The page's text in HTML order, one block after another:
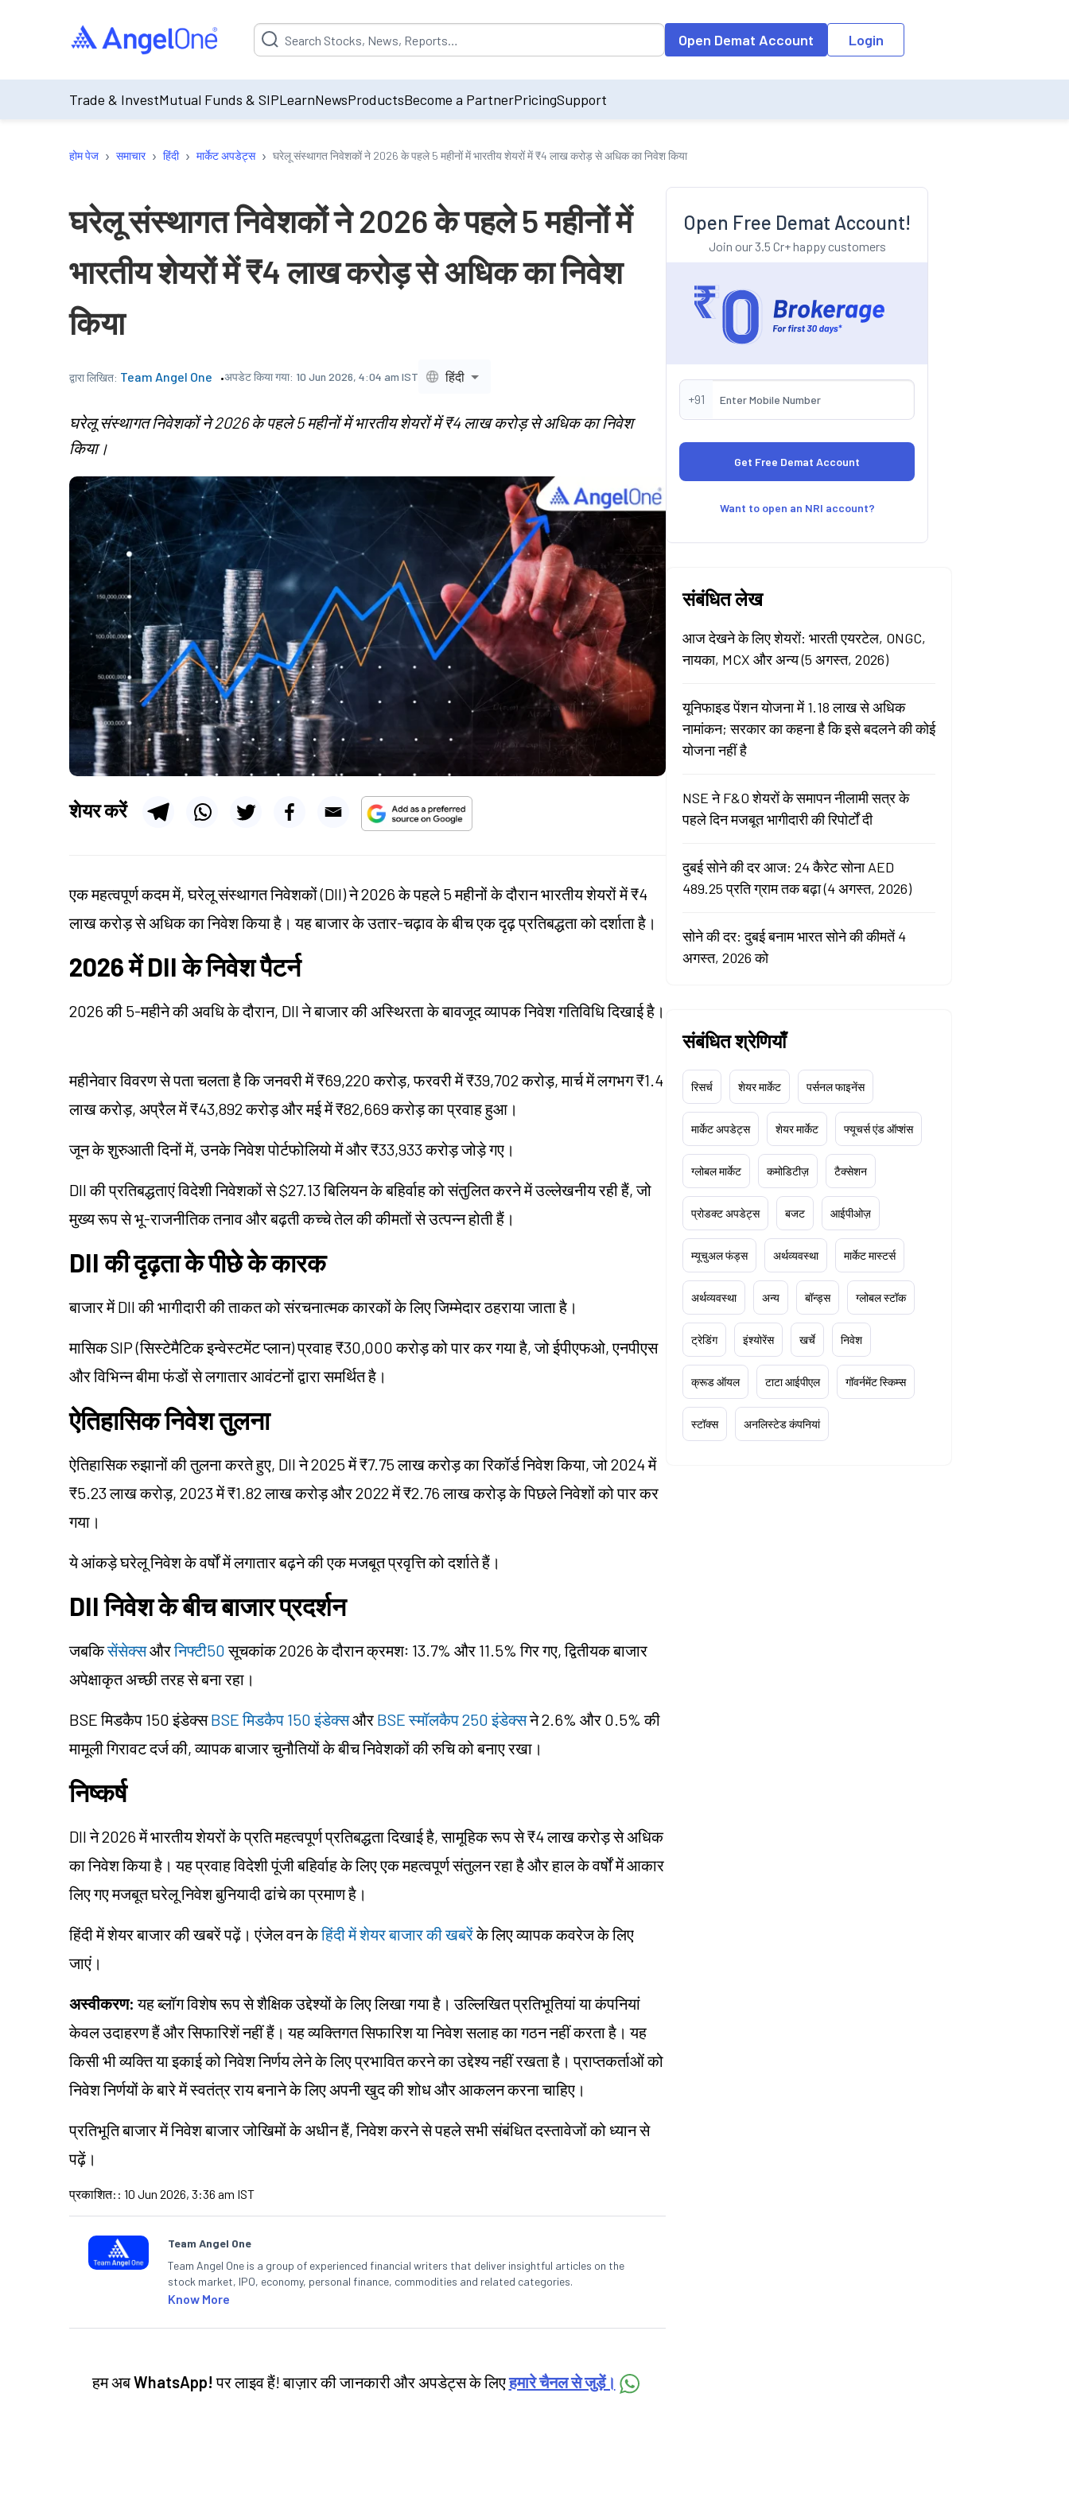
Suggestion will be populated by default on accessing the input field. On entering data into the input field, the suggestion list will be updated as per the
Open Demat Account Login
Trade & InvestMutual Funds & SIPLearnNewsProductsBecome a PartnerPricingSupport
होम पेज › समाचार › हिंदी › मार्केट अपडेट्स › घरेलू संस्थागत निवेशकों ने 2026 के पहले 5 महीनों में भारतीय शेयरों में ₹4 लाख करोड़ से अधिक का निवेश किया
घरेलू संस्थागत निवेशकों ने 2026 के पहले 5 महीनों में
भारतीय शेयरों में ₹4 लाख करोड़ से अधिक का निवेश
किया
द्वारा लिखित: Team Angel One अपडेट किया गया: 10 Jun 2026, 4:04 am IST हिंदी
घरेलू संस्थागत निवेशकों ने 2026 के पहले 5 महीनों में भारतीय शेयरों में ₹4 लाख करोड़ से अधिक का निवेश
किया।
शेयर करें
एक महत्वपूर्ण कदम में, घरेलू संस्थागत निवेशकों (DII) ने 2026 के पहले 5 महीनों के दौरान भारतीय शेयरों में ₹4
लाख करोड़ से अधिक का निवेश किया है। यह बाजार के उतार-चढ़ाव के बीच एक दृढ़ प्रतिबद्धता को दर्शाता है।
2026 में DII के निवेश पैटर्न
2026 की 5-महीने की अवधि के दौरान, DII ने बाजार की अस्थिरता के बावजूद व्यापक निवेश गतिविधि दिखाई है।
महीनेवार विवरण से पता चलता है कि जनवरी में ₹69,220 करोड़, फरवरी में ₹39,702 करोड़, मार्च में लगभग ₹1.4
लाख करोड़, अप्रैल में ₹43,892 करोड़ और मई में ₹82,669 करोड़ का प्रवाह हुआ।
जून के शुरुआती दिनों में, उनके निवेश पोर्टफोलियो में और ₹33,933 करोड़ जोड़े गए।
DII की प्रतिबद्धताएं विदेशी निवेशकों से $27.13 बिलियन के बहिर्वाह को संतुलित करने में उल्लेखनीय रही हैं, जो
मुख्य रूप से भू-राजनीतिक तनाव और बढ़ती कच्चे तेल की कीमतों से उत्पन्न होती हैं।
DII की दृढ़ता के पीछे के कारक
बाजार में DII की भागीदारी की ताकत को संरचनात्मक कारकों के लिए जिम्मेदार ठहराया जाता है।
मासिक SIP (सिस्टेमैटिक इन्वेस्टमेंट प्लान) प्रवाह ₹30,000 करोड़ को पार कर गया है, जो ईपीएफओ, एनपीएस
और विभिन्न बीमा फंडों से लगातार आवंटनों द्वारा समर्थित है।
ऐतिहासिक निवेश तुलना
ऐतिहासिक रुझानों की तुलना करते हुए, DII ने 2025 में ₹7.75 लाख करोड़ का रिकॉर्ड निवेश किया, जो 2024 में
₹5.23 लाख करोड़, 2023 में ₹1.82 लाख करोड़ और 2022 में ₹2.76 लाख करोड़ के पिछले निवेशों को पार कर
गया।
ये आंकड़े घरेलू निवेश के वर्षों में लगातार बढ़ने की एक मजबूत प्रवृत्ति को दर्शाते हैं।
DII निवेश के बीच बाजार प्रदर्शन
जबकिसेंसेक्सऔरनिफ्टी50सूचकांक 2026 के दौरान क्रमशः 13.7% और 11.5% गिर गए, द्वितीयक बाजार
अपेक्षाकृत अच्छी तरह से बना रहा।
BSE मिडकैप 150 इंडेक्सBSE मिडकैप 150 इंडेक्सऔर BSE स्मॉलकैप 250 इंडेक्सने 2.6% और 0.5% की
मामूली गिरावट दर्ज की, व्यापक बाजार चुनौतियों के बीच निवेशकों की रुचि को बनाए रखा।
निष्कर्ष
DII ने 2026 में भारतीय शेयरों के प्रति महत्वपूर्ण प्रतिबद्धता दिखाई है, सामूहिक रूप से ₹4 लाख करोड़ से अधिक
का निवेश किया है। यह प्रवाह विदेशी पूंजी बहिर्वाह के लिए एक महत्वपूर्ण संतुलन रहा है और हाल के वर्षों में आकार
लिए गए मजबूत घरेलू निवेश बुनियादी ढांचे का प्रमाण है।
हिंदी में शेयर बाजार की खबरें पढ़ें। एंजेल वन केहिंदी में शेयर बाजार की खबरेंके लिए व्यापक कवरेज के लिए
जाएं।
अस्वीकरण: यह ब्लॉग विशेष रूप से शैक्षिक उद्देश्यों के लिए लिखा गया है। उल्लिखित प्रतिभूतियां या कंपनियां
केवल उदाहरण हैं और सिफारिशें नहीं हैं। यह व्यक्तिगत सिफारिश या निवेश सलाह का गठन नहीं करता है। यह
किसी भी व्यक्ति या इकाई को निवेश निर्णय लेने के लिए प्रभावित करने का उद्देश्य नहीं रखता है। प्राप्तकर्ताओं को
निवेश निर्णयों के बारे में स्वतंत्र राय बनाने के लिए अपनी खुद की शोध और आकलन करना चाहिए।
प्रतिभूति बाजार में निवेश बाजार जोखिमों के अधीन हैं, निवेश करने से पहले सभी संबंधित दस्तावेजों को ध्यान से
पढ़ें।
प्रकाशित: : 10 Jun 2026, 3:36 am IST
Team Angel One
Team Angel One is a group of experienced financial writers that deliver insightful articles on the
stock market, IPO, economy, personal finance, commodities and related categories.
Know More
हम अबWhatsApp! पर लाइव हैं! बाज़ार की जानकारी और अपडेट्स के लिएहमारे चैनल से जुड़ें।
Open Free Demat Account!
Join our 3.5 Cr+ happy customers
+91
Want to open an NRI account?
संबंधित लेख
आज देखने के लिए शेयरों: भारती एयरटेल, ONGC,
नायका, MCX और अन्य (5 अगस्त, 2026)
यूनिफाइड पेंशन योजना में 1.18 लाख से अधिक
नामांकन; सरकार का कहना है कि इसे बदलने की कोई
योजना नहीं है
NSE ने F&O शेयरों के समापन नीलामी सत्र के
पहले दिन मजबूत भागीदारी की रिपोर्टों दी
दुबई सोने की दर आज: 24 कैरेट सोना AED
489.25 प्रति ग्राम तक बढ़ा (4 अगस्त, 2026)
सोने की दर: दुबई बनाम भारत सोने की कीमतें 4
अगस्त, 2026 को
संबंधित श्रेणियाँ
रिसर्च शेयर मार्केट पर्सनल फाइनेंस
मार्केट अपडेट्स शेयर मार्केट फ्यूचर्स एंड ऑप्शंस
ग्लोबल मार्केट कमोडिटीज़ टैक्सेशन
प्रोडक्ट अपडेट्स बजट आईपीओज़
म्यूचुअल फंड्स अर्थव्यवस्था मार्केट मास्टर्स
अर्थव्यवस्था अन्य बॉन्ड्स ग्लोबल स्टॉक
ट्रेडिंग इंश्योरेंस खर्चे निवेश
क्रूड ऑयल टाटा आईपीएल गॉवर्नमेंट स्किम्स
स्टॉक्स अनलिस्टेड कंपनियां